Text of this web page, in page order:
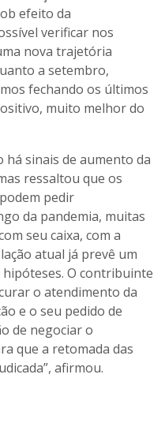
efeito da
verificar nos
nova trajetória
a setembro,
fechando os últimos
muito melhor do
há sinais de aumento da
ressaltou que os
pedir
da pandemia, muitas
seu caixa, com a
atual já prevê um
O contribuinte
o atendimento da
e o seu pedido de
de negociar o
que a retomada das
afirmou.